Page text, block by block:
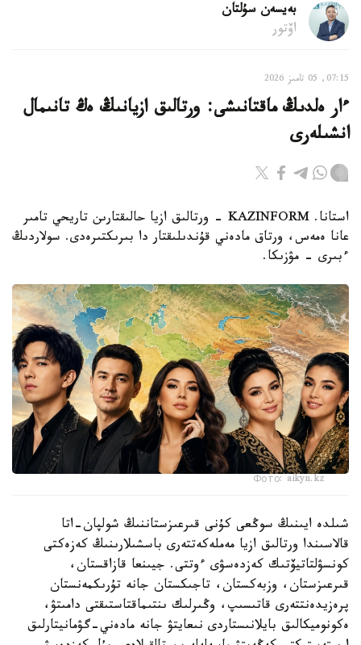
بەيسەن سۇلتان
اۆتور
07:15, 05 تامىز 2026
ءار ەلدىڭ ماقتانىشى: ورتالىق ازيانىڭ ەڭ تانىمال
انشىلەرى
استانا. KAZINFORM - ورتالىق ازيا حالىقتارىن تاريحي تامىر
عانا ەمەس، ورتاق مادەني قۇندىلىقتار دا بىرىكتىرەدى. سولاردىڭ
ءبىرى – مۋزىكا.
Фото: aikyn.kz
شىلدە ايىنىڭ سوڭعى كۇنى قىرعىزستاننىڭ شولپان-اتا
قالاسىندا ورتالىق ازيا مەملەكەتتەرى باسشىلارىنىڭ كەزەكتى
كونسۋلتاتيۆتىك كەزدەسۋى ءوتتى. جيىنعا قازاقستان،
قىرعىزستان، وزبەكستان، تاجىكستان جانە تۇرىكمەنستان
پرەزيدەنتتەرى قاتىسىپ، وڭىرلىك ىنتىماقتاستىقتى دامىتۋ،
ەكونوميكالىق بايلانىستاردى نىعايتۋ جانە مادەني-گۋمانيتارلىق